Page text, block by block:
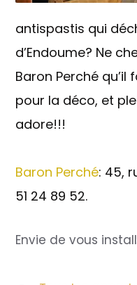
antispastis qui
d’Endoume? Ne
Baron Perché qu’il
pour la déco, et
adore!!!
Baron Perché: 45,
51 24 89 52.
Envie de vous